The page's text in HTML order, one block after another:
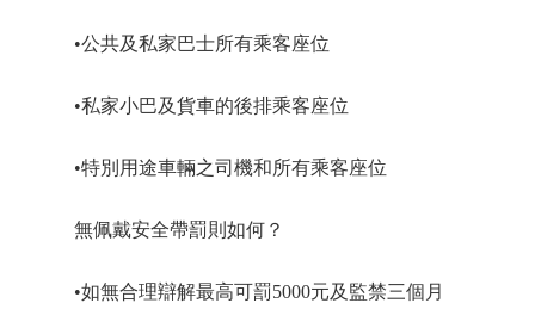
•公共及私家巴士所有乘客座位
•私家小巴及貨車的後排乘客座位
•特別用途車輛之司機和所有乘客座位
無佩戴安全帶罰則如何？
•如無合理辯解最高可罰5000元及監禁三個月